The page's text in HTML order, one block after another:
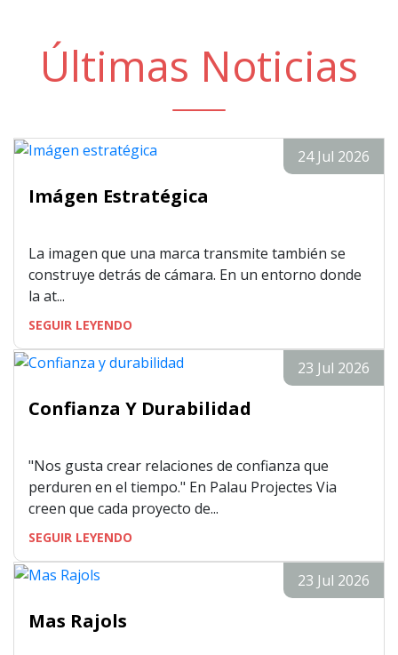
Últimas Noticias
24 Jul 2026
Imágen Estratégica
La imagen que una marca transmite también se
construye detrás de cámara. En un entorno donde
la at...
SEGUIR LEYENDO
23 Jul 2026
Confianza Y Durabilidad
"Nos gusta crear relaciones de confianza que
perduren en el tiempo." En Palau Projectes Via
creen que cada proyecto de...
SEGUIR LEYENDO
23 Jul 2026
Mas Rajols